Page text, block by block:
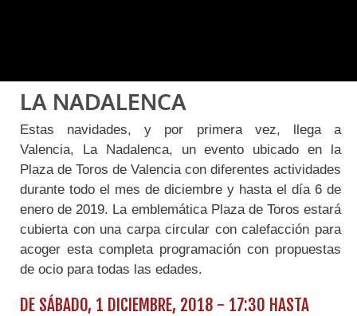
LA NADALENCA
Estas navidades, y por primera vez, llega a
Valencia, La Nadalenca, un evento ubicado en la
Plaza de Toros de Valencia con diferentes actividades
durante todo el mes de diciembre y hasta el día 6 de
enero de 2019. La emblemática Plaza de Toros estará
cubierta con una carpa circular con calefacción para
acoger esta completa programación con propuestas
de ocio para todas las edades.
DE SÁBADO, 1 DICIEMBRE, 2018 - 17:30 HASTA